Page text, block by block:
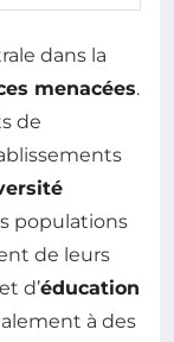
dans la
menacées.
de
populations
de leurs
et d’éducation
à des